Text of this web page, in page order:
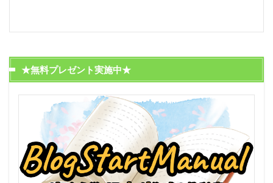
★無料プレゼント実施中★